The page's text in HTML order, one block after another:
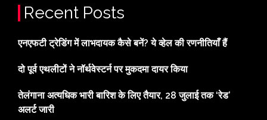
Recent Posts
एनएफटी ट्रेडिंग में लाभदायक कैसे बनें? ये व्हेल की रणनीतियाँ हैं
दो पूर्व एथलीटों ने नॉर्थवेस्टर्न पर मुकदमा दायर किया
तेलंगाना अत्यधिक भारी बारिश के लिए तैयार, 28 जुलाई तक ‘रेड’
अलर्ट जारी